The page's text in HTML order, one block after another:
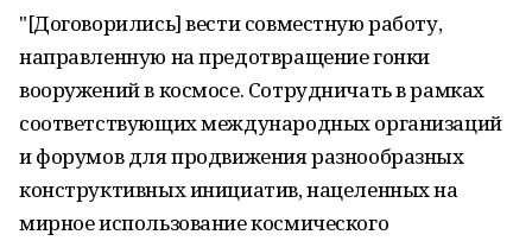
"[Договорились] вести совместную работу,
направленную на предотвращение гонки
вооружений в космосе. Сотрудничать в рамках
соответствующих международных организаций
и форумов для продвижения разнообразных
конструктивных инициатив, нацеленных на
мирное использование космического